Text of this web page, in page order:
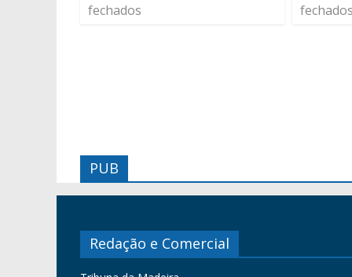
fechados
PUB
Redação e Comercial